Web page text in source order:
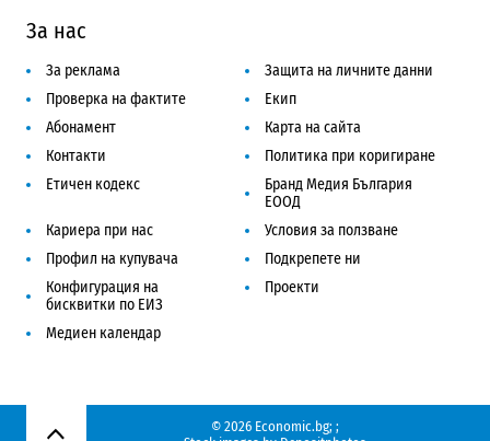
За нас
За реклама
Защита на личните данни
Проверка на фактите
Екип
Абонамент
Карта на сайта
Контакти
Политика при коригиране
Етичен кодекс
Бранд Медия България
ЕООД
Кариера при нас
Условия за ползване
Профил на купувача
Подкрепете ни
Конфигурация на
бисквитки по ЕИЗ
Проекти
Медиен календар
© 2026 Economic.bg; ;